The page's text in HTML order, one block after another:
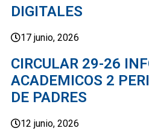
DIGITALES
17 junio, 2026
CIRCULAR 29-26
ACADEMICOS 2
DE PADRES
12 junio, 2026